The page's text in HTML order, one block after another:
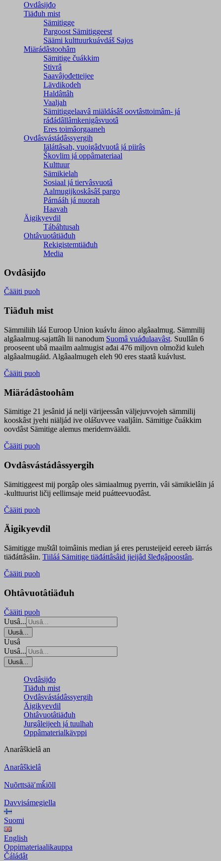
Ovdâsijđo
Tiäđuh mist
Sämitigge
Pargoost Sämitiggeest
Säämi kulttuurkuávdáš Sajos
Miärádâstoohâm
Sämitige čuákkim
Stivrâ
Saavâjođetteijee
Lävdikodeh
Haldâttâh
Vaaljah
Sämitiggelaavâ miäldásâš oovtâsttoimâm- já
ráđádâllâmkenigâsvuotâ
Eres toimâorgaaneh
Ovdâsvástádâssyergih
Iäláttâsah, vuoigâdvuotâ já piirâs
Škovlim já oppâmateriaal
Kulttuur
Sämikielah
Sosiaal já tiervâsvuotâ
Aalmugijkoskâsâš pargo
Párnááh já nuorah
Haavah
Äigikyevdil
Tábáhtusah
Ohtâvuotâtiäđuh
Rekigistemtiäđuh
Media
Ovdâsijđo
Čääiti puoh
Tiäđuh mist
Sämmiliih láá Euroop Union kuávlu áinoo algâaalmug. Sämmilij
algâaalmug-sajattâh lii nanodum Suomâ vuáđulaavâst. Suullân 6
prooseent ubâ maailm aalmugist ađai 476 miljovn olmožid kuleh
algâaalmugáid. Algâaalmugeh eleh 90 eres staatâ kuávlust.
Čääiti puoh
Miärádâstoohâm
Sämitige 21 jesânid já nelji värijeessân väljejuvvojeh sämmilij
kooskâst jyehi niäljád ive olášuvvee vaaljâin. Sämitige čuákkim
oovdâst Sämitige alemus meridemvääldi.
Čääiti puoh
Ovdâsvástádâssyergih
Sämitiggeest mij porgâp oles sämiaalmug pyerrin, vâi sämikielâin já
-kulttuurist ličij eellimsaje meid puátteevuođâst.
Čääiti puoh
Äigikyevdil
Sämitigge muštâl toimâinis median já eres perusteijeid eereeb iärrás
tiäđáttâsâin. Tiiláá Sämitige tiäđáttâsâid jieijâd šleđgâpoostân.
Čääiti puoh
Ohtâvuotâtiäđuh
Čääiti puoh
Uusâ...
Uusâ...
Uusâ
Uusâ...
Uusâ...
Ovdâsijđo
Tiäđuh mist
Ovdâsvástádâssyergih
Äigikyevdil
Ohtâvuotâtiäđuh
Jurgâleijeeh já tuulhah
Oppâmaterialkävppi
Anarâškielâ an
Anarâškielâ
Nuõrttsääʹmǩiõll
Davvisámegiella
Suomi
English
Oppimateriaalikauppa
Čáládât